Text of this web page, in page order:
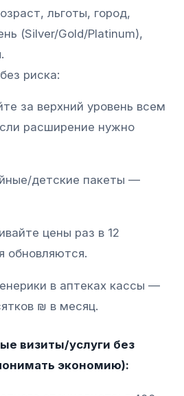
льготы, город,
(Silver/Gold/Platinum),
риска:
за верхний уровень всем
расширение нужно
детские пакеты —
цены раз в 12
обновляются.
в аптеках кассы —
₪ в месяц.
визиты/услуги без
экономию):